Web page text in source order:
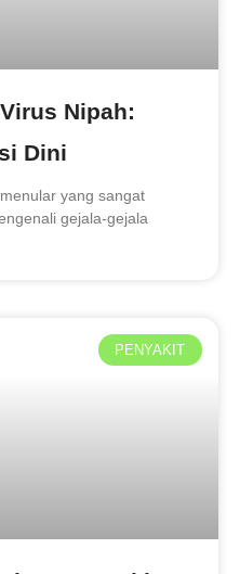
Nipah:
Dini
yang sangat
gejala-gejala
PENYAKIT